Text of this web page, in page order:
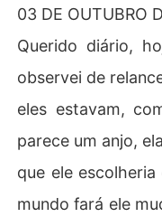
03 DE OUTUBRO
Querido diário,
observei de
eles estavam,
parece um anjo,
que ele
mundo fará ele